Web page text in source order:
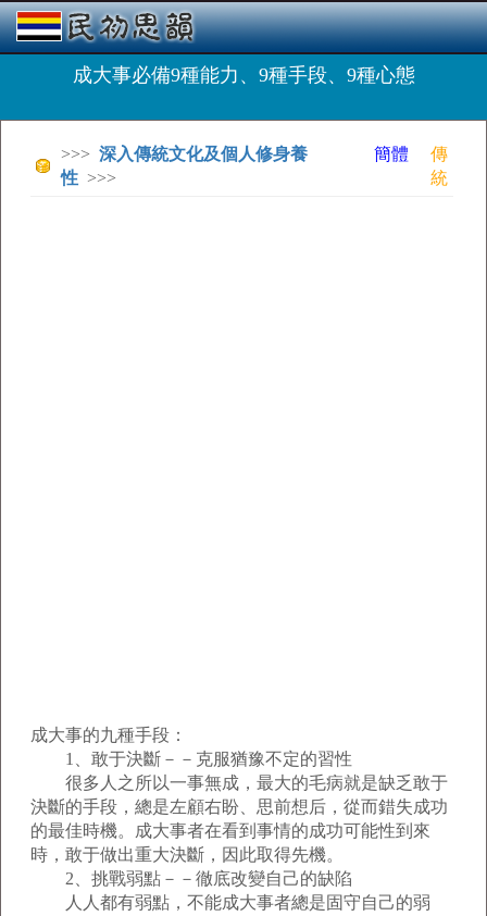
成大事必備9種能力、9種手段、9種心態
>>> 深入傳統文化及個人修身養
性 >>>
簡體
傳
統
成大事的九種手段：
1、敢于決斷－－克服猶豫不定的習性
很多人之所以一事無成，最大的毛病就是缺乏敢于
決斷的手段，總是左顧右盼、思前想后，從而錯失成功
的最佳時機。成大事者在看到事情的成功可能性到來
時，敢于做出重大決斷，因此取得先機。
2、挑戰弱點－－徹底改變自己的缺陷
人人都有弱點，不能成大事者總是固守自己的弱